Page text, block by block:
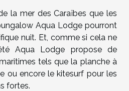
la mer des Caraïbes que les
Aqua Lodge pourront
nuit. Et, comme si cela ne
Aqua Lodge propose de
tels que la planche à
ou encore le kitesurf pour les
fortes.